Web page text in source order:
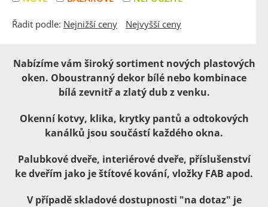
Řadit podle: Nejnižší ceny Nejvyšší ceny
Nabízíme vám široký sortiment nových plastových
oken. Oboustranný dekor bílé nebo kombinace
bílá zevnitř a zlatý dub z venku.
Okenní kotvy, klika, krytky pantů a odtokových
kanálků jsou součástí každého okna.
Palubkové dveře, interiérové dveře, příslušenství
ke dveřím jako je štítové kování, vložky FAB apod.
V případě skladové dostupnosti "na dotaz" je